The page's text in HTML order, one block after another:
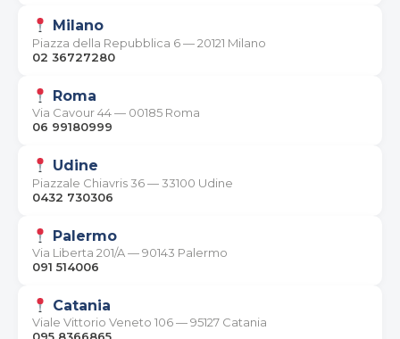
Milano
Piazza della Repubblica 6 — 20121 Milano
02 36727280
Roma
Via Cavour 44 — 00185 Roma
06 99180999
Udine
Piazzale Chiavris 36 — 33100 Udine
0432 730306
Palermo
Via Liberta 201/A — 90143 Palermo
091 514006
Catania
Viale Vittorio Veneto 106 — 95127 Catania